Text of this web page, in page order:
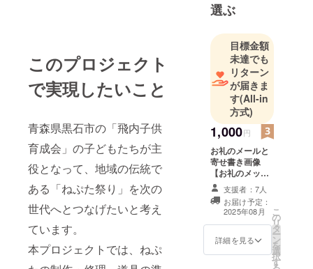
このプロジェクト
で実現したいこと
青森県黒石市の「飛内子供
育成会」の子どもたちが主
役となって、地域の伝統で
ある「ねぷた祭り」を次の
世代へとつなげたいと考え
ています。
本プロジェクトでは、ねぷ
その祭りは
夏の夜を彩
る「黒石ね
ぷた祭
り」。
太鼓の音に
心が躍り、
ねぷたの灯
りが胸を熱
くする——
そんな当た
り前だった
風景が、少
しずつ消え
かけていま
選ぶ
目標金額
未達でも
リターン
が届きま
す(All-in
方式)
1,000円
お礼のメールと
寄せ書き画像
【お礼のメッ
セージ】 感謝の
気持ちを込め
て、お礼のメッ
セージをお送り
します。
支援者：7人
お届け予定：
2025年08月
詳細を見る
こ
の
リ
タ
ー
ン
を
選
択
す